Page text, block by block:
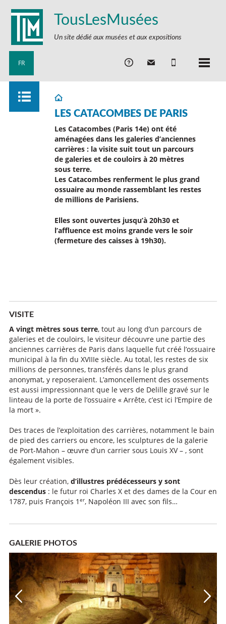
TousLesMusées
Un site dédié aux musées et aux expositions
FR
LES CATACOMBES DE PARIS
Les Catacombes (Paris 14e) ont été
aménagées dans les galeries d’anciennes
carrières : la visite suit tout un parcours
de galeries et de couloirs à 20 mètres
sous terre.
Les Catacombes renferment le plus grand
ossuaire au monde rassemblant les restes
de millions de Parisiens.
Elles sont ouvertes jusqu’à 20h30 et
l’affluence est moins grande vers le soir
(fermeture des caisses à 19h30).
VISITE
A vingt mètres sous terre, tout au long d’un parcours de
galeries et de couloirs, le visiteur découvre une partie des
anciennes carrières de Paris dans laquelle fut créé l’ossuaire
municipal à la fin du XVIIIe siècle. Au total, les restes de six
millions de personnes, transférés dans le plus grand
anonymat, y reposeraient. L’amoncellement des ossements
est aussi impressionnant que le vers de Delille gravé sur le
linteau de la porte de l’ossuaire « Arrête, c’est ici l’Empire de
la mort ».
Des traces de l’exploitation des carrières, notamment le bain
de pied des carriers ou encore, les sculptures de la galerie
de Port-Mahon – œuvre d’un carrier sous Louis XV – , sont
également visibles.
Dès leur création, d’illustres prédécesseurs y sont
descendus : le futur roi Charles X et des dames de la Cour en
1787, puis François 1 er, Napoléon III avec son fils…
GALERIE PHOTOS